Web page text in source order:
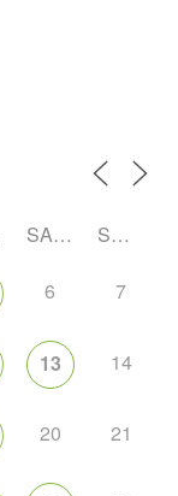
SAMSTAG SONNTAG
6 7
13 14
20 21